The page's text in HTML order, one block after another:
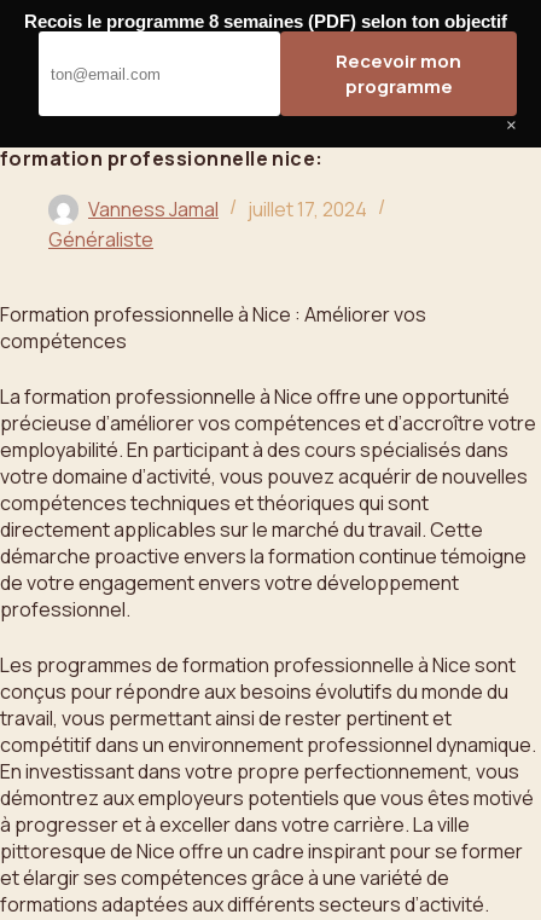
Passer
contenu
Bahoo
formation professionnelle nice:
Vanness Jamal
juillet 17, 2024
Généraliste
Formation professionnelle à Nice : Améliorer vos
compétences
La formation professionnelle à Nice offre une opportunité
précieuse d’améliorer vos compétences et d’accroître votre
employabilité. En participant à des cours spécialisés dans
votre domaine d’activité, vous pouvez acquérir de nouvelles
compétences techniques et théoriques qui sont
directement applicables sur le marché du travail. Cette
démarche proactive envers la formation continue témoigne
de votre engagement envers votre développement
professionnel.
Les programmes de formation professionnelle à Nice sont
conçus pour répondre aux besoins évolutifs du monde du
travail, vous permettant ainsi de rester pertinent et
compétitif dans un environnement professionnel dynamique.
En investissant dans votre propre perfectionnement, vous
démontrez aux employeurs potentiels que vous êtes motivé
à progresser et à exceller dans votre carrière. La ville
pittoresque de Nice offre un cadre inspirant pour se former
et élargir ses compétences grâce à une variété de
formations adaptées aux différents secteurs d’activité.
Recois le programme 8 semaines (PDF) selon ton objectif
Recevoir mon
programme
×